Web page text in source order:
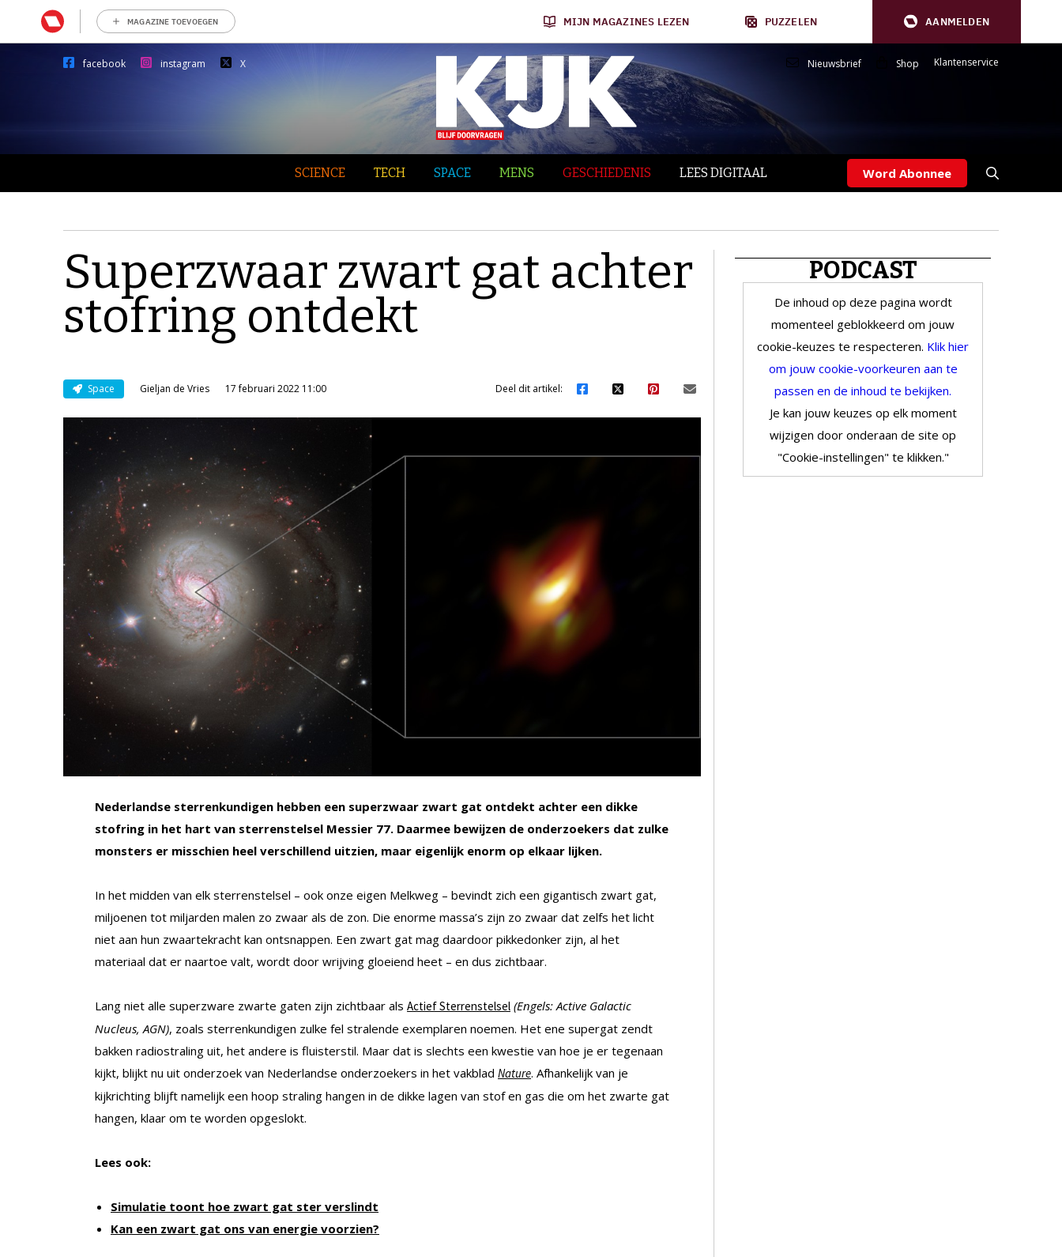
MAGAZINE TOEVOEGEN MIJN MAGAZINES LEZEN PUZZELEN AANMELDEN
facebook instagram X Nieuwsbrief Shop Klantenservice
SCIENCE TECH SPACE MENS GESCHIEDENIS LEES DIGITAAL Word Abonnee
Superzwaar zwart gat achter
stofring ontdekt
Space Gieljan de Vries 17 februari 2022 11:00 Deel dit artikel:
Nederlandse sterrenkundigen hebben een superzwaar zwart gat ontdekt achter een dikke
stofring in het hart van sterrenstelsel Messier 77. Daarmee bewijzen de onderzoekers dat zulke
monsters er misschien heel verschillend uitzien, maar eigenlijk enorm op elkaar lijken.
In het midden van elk sterrenstelsel – ook onze eigen Melkweg – bevindt zich een gigantisch zwart gat,
miljoenen tot miljarden malen zo zwaar als de zon. Die enorme massa’s zijn zo zwaar dat zelfs het licht
niet aan hun zwaartekracht kan ontsnappen. Een zwart gat mag daardoor pikkedonker zijn, al het
materiaal dat er naartoe valt, wordt door wrijving gloeiend heet – en dus zichtbaar.
Lang niet alle superzware zwarte gaten zijn zichtbaar als Actief Sterrenstelsel (Engels: Active Galactic
Nucleus, AGN), zoals sterrenkundigen zulke fel stralende exemplaren noemen. Het ene supergat zendt
bakken radiostraling uit, het andere is fluisterstil. Maar dat is slechts een kwestie van hoe je er tegenaan
kijkt, blijkt nu uit onderzoek van Nederlandse onderzoekers in het vakblad Nature. Afhankelijk van je
kijkrichting blijft namelijk een hoop straling hangen in de dikke lagen van stof en gas die om het zwarte gat
hangen, klaar om te worden opgeslokt.
Lees ook:
Simulatie toont hoe zwart gat ster verslindt
Kan een zwart gat ons van energie voorzien?
PODCAST
De inhoud op deze pagina wordt
momenteel geblokkeerd om jouw
cookie-keuzes te respecteren. Klik hier
om jouw cookie-voorkeuren aan te
passen en de inhoud te bekijken.
Je kan jouw keuzes op elk moment
wijzigen door onderaan de site op
"Cookie-instellingen" te klikken."